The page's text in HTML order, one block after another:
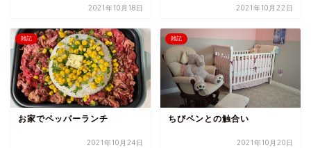
2021年10月18日 2021年10月22日
雑記
お家でペッパーランチ
2021年10月24日
雑記
ちびペンとの触合い
2021年10月20日